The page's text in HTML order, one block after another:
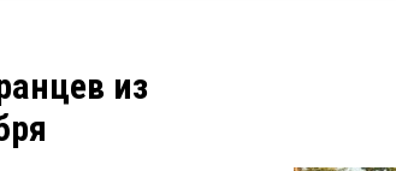
из